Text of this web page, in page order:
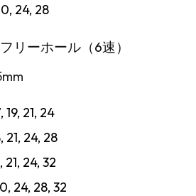
24, 28
リーホール（6速）
19, 21, 24
21, 24, 28
21, 24, 32
24, 28, 32